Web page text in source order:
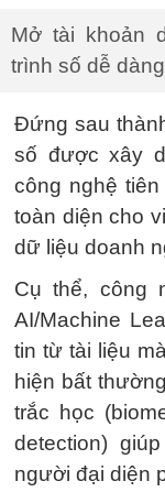
Mở tài khoản
trình số dễ
Đứng sau
số được xây
công nghệ tiên
toàn diện cho
dữ liệu doanh
Cụ thể, công
AI/Machine
tin từ tài liệu
hiện bất
trắc học
detection)
người đại diện